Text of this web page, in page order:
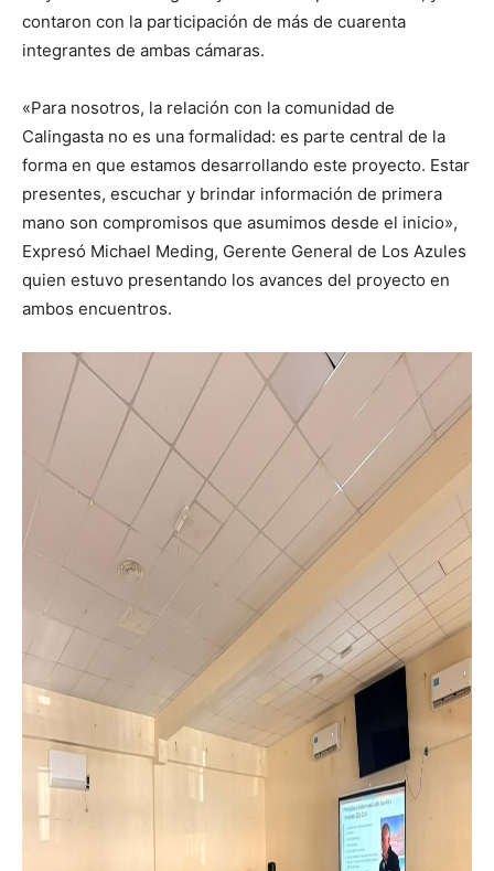
contaron con la participación de más de cuarenta
integrantes de ambas cámaras.
«Para nosotros, la relación con la comunidad de
Calingasta no es una formalidad: es parte central de la
forma en que estamos desarrollando este proyecto. Estar
presentes, escuchar y brindar información de primera
mano son compromisos que asumimos desde el inicio»,
Expresó Michael Meding, Gerente General de Los Azules
quien estuvo presentando los avances del proyecto en
ambos encuentros.